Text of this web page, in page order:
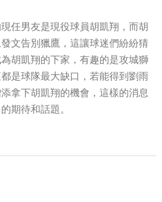
任男友是現役球員胡凱翔，而胡
文告別獵鷹，這讓球迷們紛紛猜
胡凱翔的下家，有趣的是攻城獅
是球隊最大缺口，若能得到劉雨
拿下胡凱翔的機會，這樣的消息
期待和話題。